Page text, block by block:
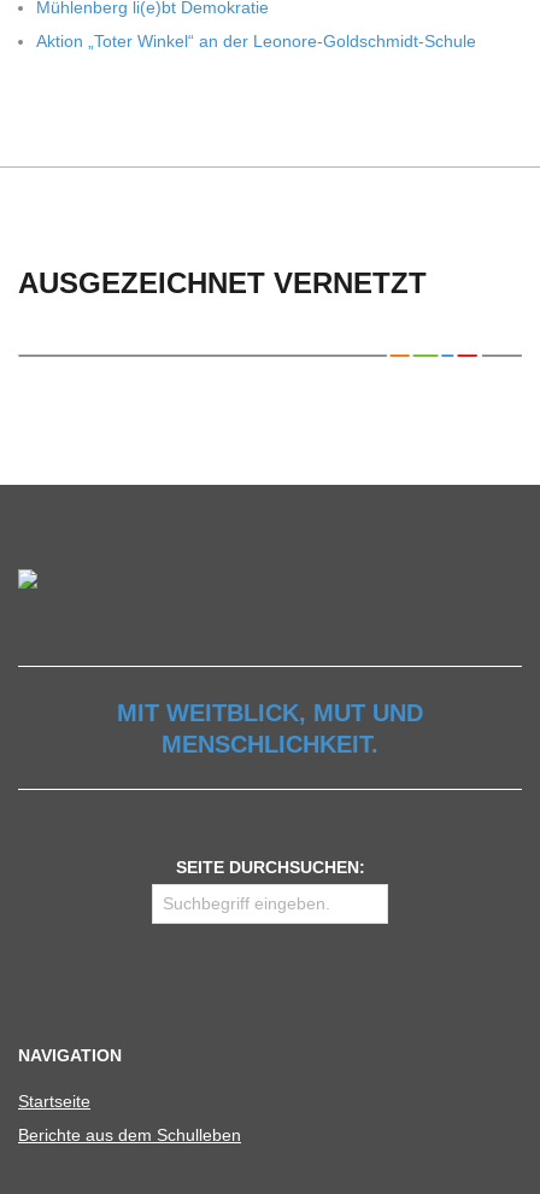
Müh­len­berg li(e)bt Demokratie
Aktion „Toter Win­kel“ an der Leonore-Goldschmidt-Schule
AUSGEZEICHNET VERNETZT
MIT WEITBLICK, MUT UND
MENSCHLICHKEIT.
SEITE DURCHSUCHEN:
NAVIGATION
Start­seite
Berichte aus dem Schulleben